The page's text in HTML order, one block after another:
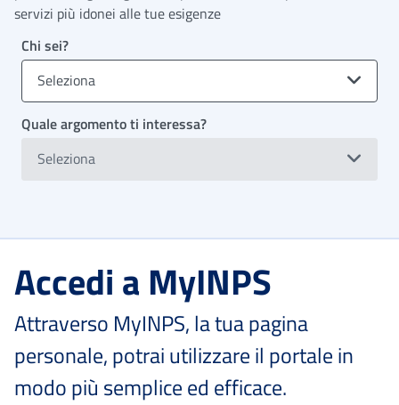
servizi più idonei alle tue esigenze
Chi sei?
Seleziona
Quale argomento ti interessa?
Seleziona
Accedi a MyINPS
Attraverso MyINPS, la tua pagina
personale, potrai utilizzare il portale in
modo più semplice ed efficace.